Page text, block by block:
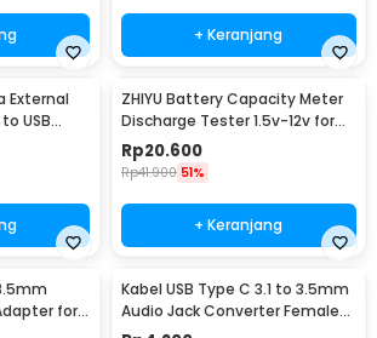
+ Keranjang
External
USB
OD5.5
ZHIYU Battery Capacity Meter
Discharge Tester 1.5v-12v for
18650 - HW-586
Rp20.600
Rp41.900 51%
+ Keranjang
for
Kabel USB Type C 3.1 to 3.5mm
Audio Jack Converter Female
10.5cm - L41